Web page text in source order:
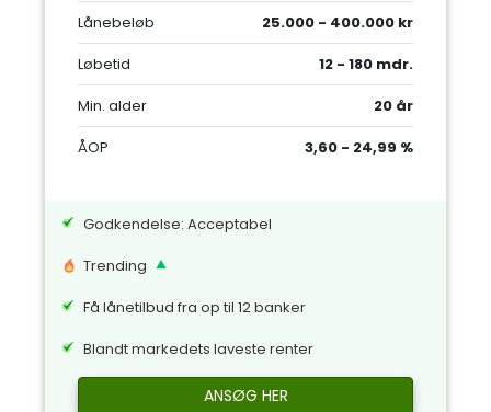
Lånebeløb
25.000 - 400.000 kr
Løbetid
12 - 180 mdr.
Min. alder
20 år
ÅOP
3,60 - 24,99 %
Godkendelse: Acceptabel
Trending
Få lånetilbud fra op til 12 banker
Blandt markedets laveste renter
ANSØG HER